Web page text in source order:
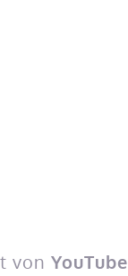
von YouTube